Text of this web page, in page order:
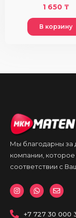
1 650 ₸
В корзину
Мы благодарны за
компании,
соответствии с
I
n
s
a
W
h
a
s
E
n
v
+7 727 30 000